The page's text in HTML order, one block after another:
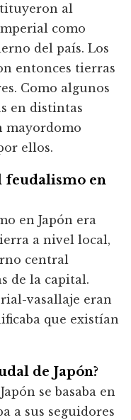
al
como
del país. Los
entonces tierras
Como algunos
en distintas
mayordomo
ellos.
feudalismo en
en Japón era
a nivel local,
central
de la capital.
vasallaje eran
que existían
de Japón?
se basaba en
a sus seguidores